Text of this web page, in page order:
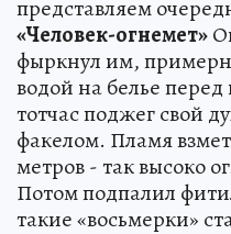
представляем
«Человек-огнемет»
фыркнул им,
водой на белье
тотчас поджег свой
факелом. Пламя
метров - так высоко
Потом подпалил
такие «восьмерки»